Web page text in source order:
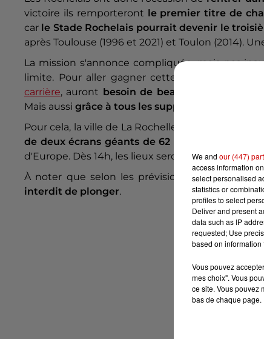
victoire ils remporteront le premier titre de
car le Stade Rochelais pourrait devenir le
après Toulouse (1996 et 2021) et Toulon (2014).
La mission s'annonce compliquée, mais pas
limite. Pour aller gagner cette finale, les
carrière, auront besoin de beaucoup de soutien
Mais aussi grâce à tous les supporters Jaune et
Pour cela, la ville de La Rochelle propose
la
de deux écrans géants de 62 mètres carrés
d'Europe. Dès 14h, les lieux seront totalement
À noter que selon les prévisions, le niveau
interdit de plonger.
We and our (447)
access information
select personalised
statistics or
profiles to select
Deliver and present
data such as IP
requested; Use
based on information
Vous pouvez
mes choix". Vous
ce site. Vous pouvez
bas de chaque page.